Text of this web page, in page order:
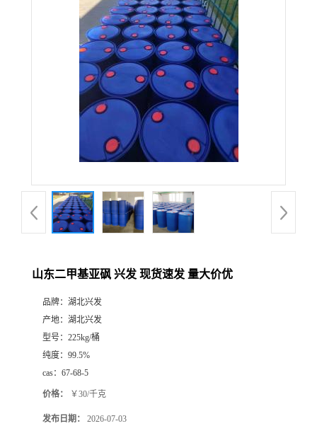
山东二甲基亚砜 兴发 现货速发 量大价优
品牌： 湖北兴发
产地： 湖北兴发
型号： 225kg/桶
纯度： 99.5%
cas： 67-68-5
价格： ￥30/千克
发布日期： 2026-07-03